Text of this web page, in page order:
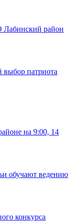
район
патриота
на 9:00, 14
обучают ведению
конкурса